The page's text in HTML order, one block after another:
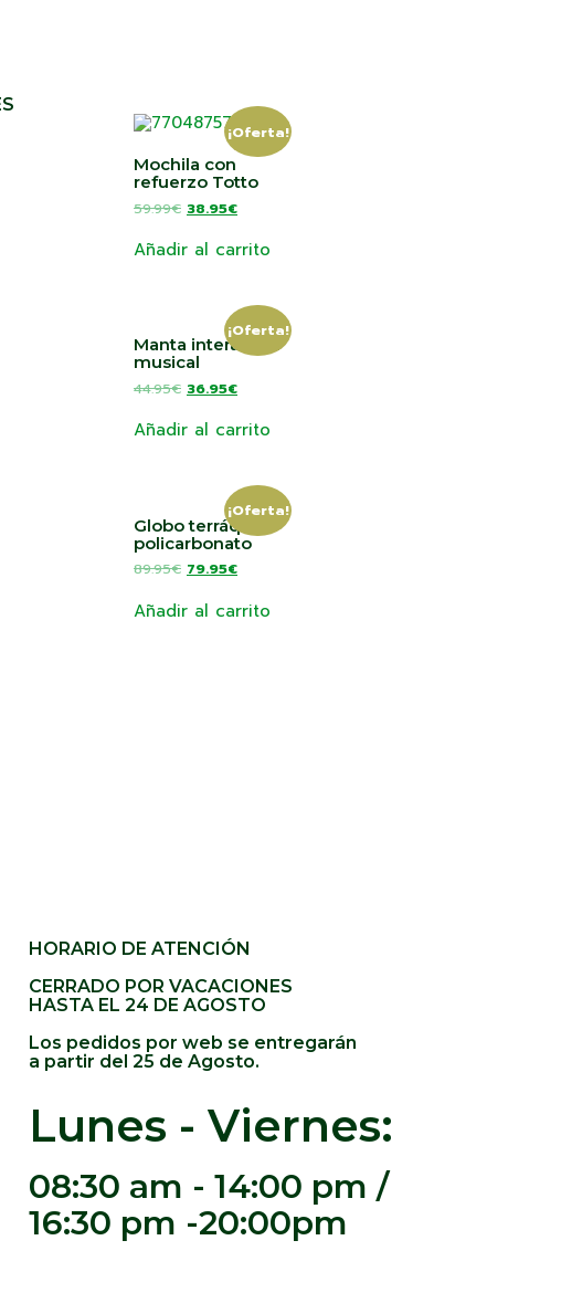
¡Oferta!
Mochila con
refuerzo Totto
59.99€ 38.95€
Añadir al carrito
¡Oferta!
Manta interactiva
musical
44.95€ 36.95€
Añadir al carrito
¡Oferta!
Globo terráqueo
policarbonato
89.95€ 79.95€
Añadir al carrito
HORARIO DE ATENCIÓN
CERRADO POR VACACIONES
HASTA EL 24 DE AGOSTO
Los pedidos por web se entregarán
a partir del 25 de Agosto.
Lunes - Viernes:
08:30 am - 14:00 pm /
16:30 pm -20:00pm